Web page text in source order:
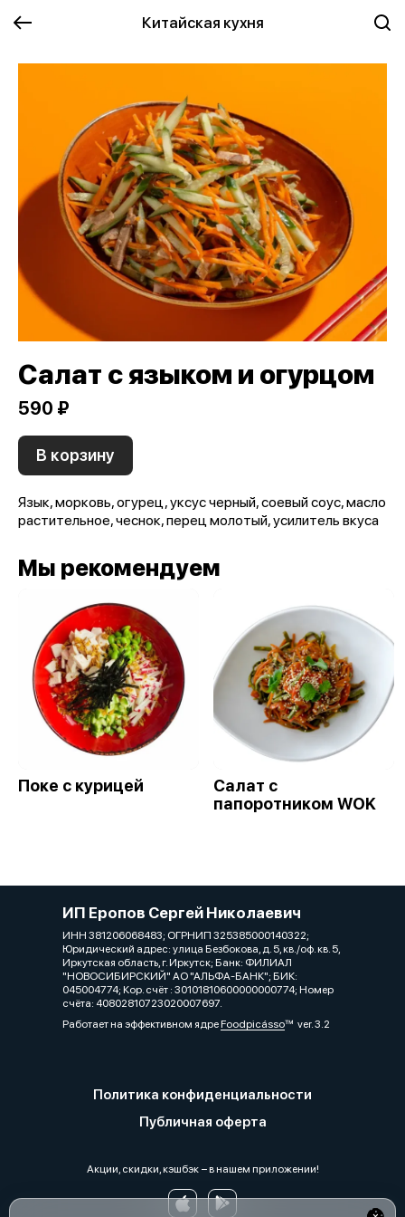
Китайская кухня
Салат с языком и огурцом
590 ₽
В корзину
Язык, морковь, огурец, уксус черный, соевый соус, масло
растительное, чеснок, перец молотый, усилитель вкуса
Мы рекомендуем
Поке с курицей
Салат с
папоротником WOK
ИП Еропов Сергей Николаевич
ИНН 381206068483; ОГРНИП 325385000140322;
Юридический адрес: улица Безбокова, д. 5, кв./оф. кв. 5,
Иркутская область, г. Иркутск; Банк: ФИЛИАЛ
"НОВОСИБИРСКИЙ" АО "АЛЬФА-БАНК"; БИК:
045004774; Кор. счёт : 30101810600000000774; Номер
счёта: 40802810723020007697.
Работает на эффективном ядреFoodpicássover. 3.2
Политика конфиденциальности
Публичная оферта
Акции, скидки, кэшбэк − в нашем приложении!